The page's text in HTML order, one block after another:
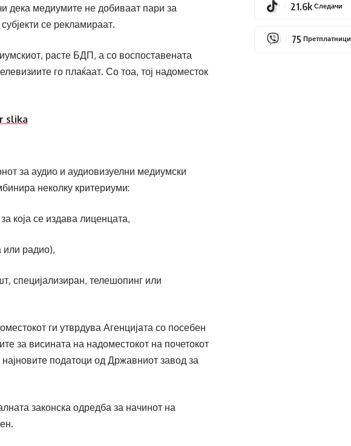
дека медиумите не добиваат пари за
се рекламираат.
расте БДП, а со воспоставената
го плаќаат. Со тоа, тој надоместок
за аудио и аудиовизуелни медиумски
неколку критериуми:
се издава лиценцата,
радио),
телешопинг или
ги утврдува Агенцијата со посебен
за висината на надоместокот на почетокот
податоци од Државниот завод за
законска одредба за начинот на
21.6k Следачи
75 Претплатници